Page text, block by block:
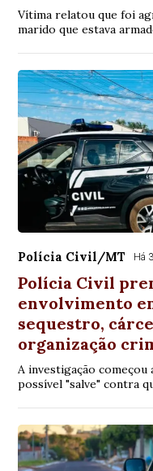
Vítima relatou que foi
marido que estava
Polícia Civil/MT Há
Polícia Civil
envolvimento
sequestro,
organização
A investigação começou
possível "salve" contra